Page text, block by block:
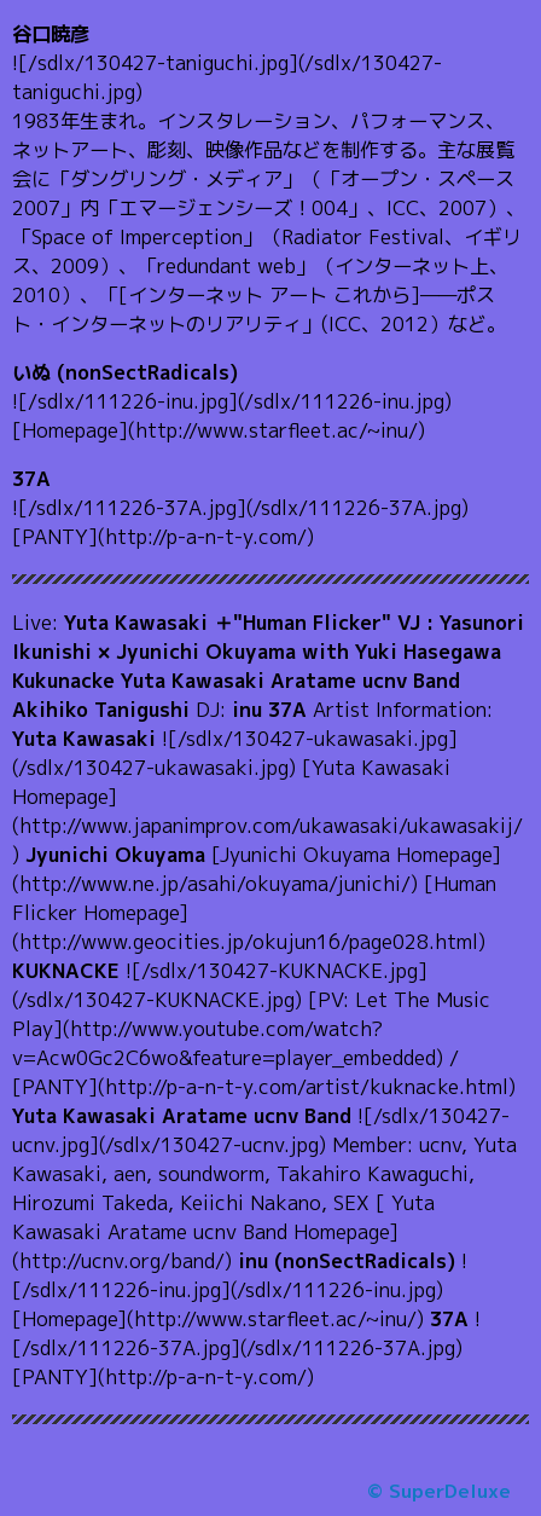
谷口暁彦
![/sdlx/130427-taniguchi.jpg](/sdlx/130427-
taniguchi.jpg)
1983年生まれ。インスタレーション、パフォーマンス、
ネットアート、彫刻、映像作品などを制作する。主な展覧
会に「ダングリング・メディア」（「オープン・スペース
2007」内「エマージェンシーズ！004」、ICC、2007）、
「Space of Imperception」（Radiator Festival、イギリ
ス、2009）、「redundant web」（インターネット上、
2010）、「[インターネット アート これから]——ポス
ト・インターネットのリアリティ」(ICC、2012）など。
いぬ (nonSectRadicals)
![/sdlx/111226-inu.jpg](/sdlx/111226-inu.jpg)
[Homepage](http://www.starfleet.ac/~inu/)
37A
![/sdlx/111226-37A.jpg](/sdlx/111226-37A.jpg)
[PANTY](http://p-a-n-t-y.com/)
Live: Yuta Kawasaki ＋"Human Flicker" VJ : Yasunori
Ikunishi × Jyunichi Okuyama with Yuki Hasegawa
Kukunacke Yuta Kawasaki Aratame ucnv Band
Akihiko Tanigushi DJ: inu 37A Artist Information:
Yuta Kawasaki ![/sdlx/130427-ukawasaki.jpg]
(/sdlx/130427-ukawasaki.jpg) [Yuta Kawasaki
Homepage]
(http://www.japanimprov.com/ukawasaki/ukawasakij/
) Jyunichi Okuyama[Jyunichi Okuyama Homepage]
(http://www.ne.jp/asahi/okuyama/junichi/) [Human
Flicker Homepage]
(http://www.geocities.jp/okujun16/page028.html)
KUKNACKE ![/sdlx/130427-KUKNACKE.jpg]
(/sdlx/130427-KUKNACKE.jpg) [PV: Let The Music
Play](http://www.youtube.com/watch?
v=Acw0Gc2C6wo&feature=player_embedded) /
[PANTY](http://p-a-n-t-y.com/artist/kuknacke.html)
Yuta Kawasaki Aratame ucnv Band ![/sdlx/130427-
ucnv.jpg](/sdlx/130427-ucnv.jpg) Member: ucnv, Yuta
Kawasaki, aen, soundworm, Takahiro Kawaguchi,
Hirozumi Takeda, Keiichi Nakano, SEX [ Yuta
Kawasaki Aratame ucnv Band Homepage]
(http://ucnv.org/band/) inu (nonSectRadicals) !
[/sdlx/111226-inu.jpg](/sdlx/111226-inu.jpg)
[Homepage](http://www.starfleet.ac/~inu/) 37A !
[/sdlx/111226-37A.jpg](/sdlx/111226-37A.jpg)
[PANTY](http://p-a-n-t-y.com/)
© SuperDeluxe